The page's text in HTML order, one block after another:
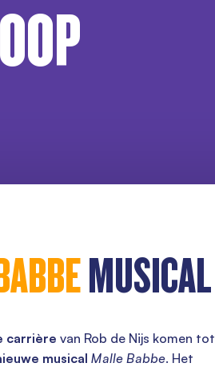
MUSICAL
carrière van Rob de Nijs komen tot
musical Malle Babbe. Het